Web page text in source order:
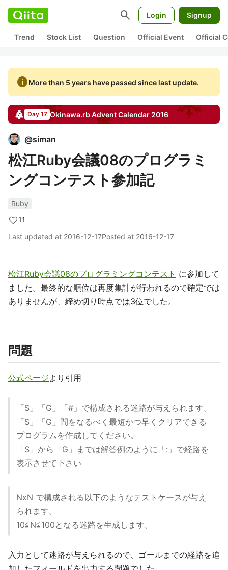
search Login Signup
Trend Stock List Question Official Event Official
infoMore than 5 years have passed since last update.
Day 17 Okinawa.rbAdvent Calendar 2016
@siman
松江Ruby会議08のプログラミ
ングコンテスト参加記
Ruby
11
Last updated at 2016-12-17Posted at 2016-12-17
松江Ruby会議08のプログラミングコンテスト に参加して
ました。最終的な順位は再度集計が行われるので確定では
ありませんが、締め切り時点では3位でした。
問題
公式ページより引用
「S」「G」「#」で構成される迷路が与えられます。
「S」「G」間をなるべく最短かつ早くクリアできる
プログラムを作成してください。
「S」から「G」までは解答例のように「:」で経路を
表示させて下さい
NxN で構成される以下のようなテストケースが与え
られます。
10≦N≦100となる迷路を生成します。
入力として迷路が与えられるので、ゴールまでの経路を追